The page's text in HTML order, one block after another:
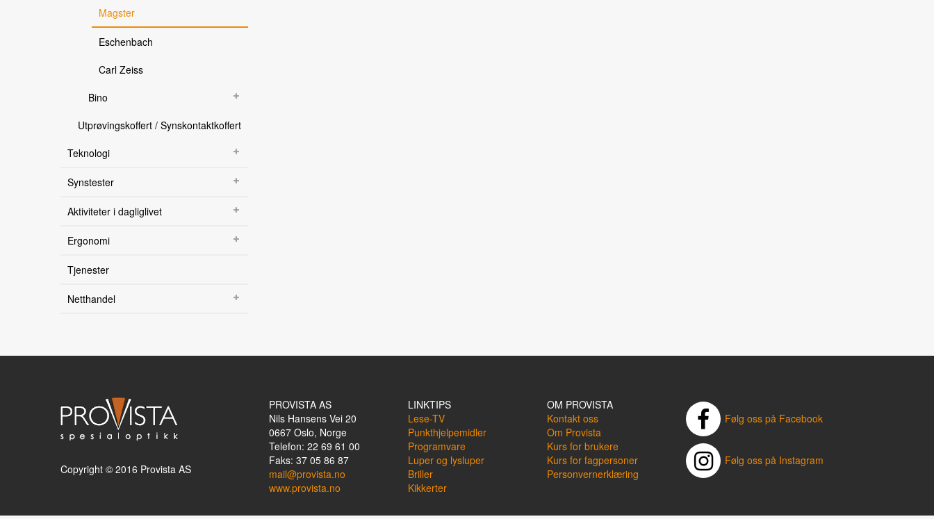
Esys / b.note i Supernova skjermleser og Dolphin skjermleser
Gamle brukerveiledninger
Programvare / oppgraderinger
Syn
Teknologi
Veibeskrivelse
Magster
Eschenbach
Carl Zeiss
Bino
Utprøvingskoffert / Synskontaktkoffert
Teknologi
Synstester
Aktiviteter i dagliglivet
Ergonomi
Tjenester
Netthandel
Copyright © 2016 Provista AS
PROVISTA AS
Nils Hansens Vei 20
0667 Oslo, Norge
Telefon: 22 69 61 00
Faks: 37 05 86 87
mail@provista.no
www.provista.no
LINKTIPS
Lese-TV
Punkthjelpemidler
Programvare
Luper og lysluper
Briller
Kikkerter
OM PROVISTA
Kontakt oss
Om Provista
Kurs for brukere
Kurs for fagpersoner
Personvernerklæring
Følg oss på Facebook
Følg oss på Instagram